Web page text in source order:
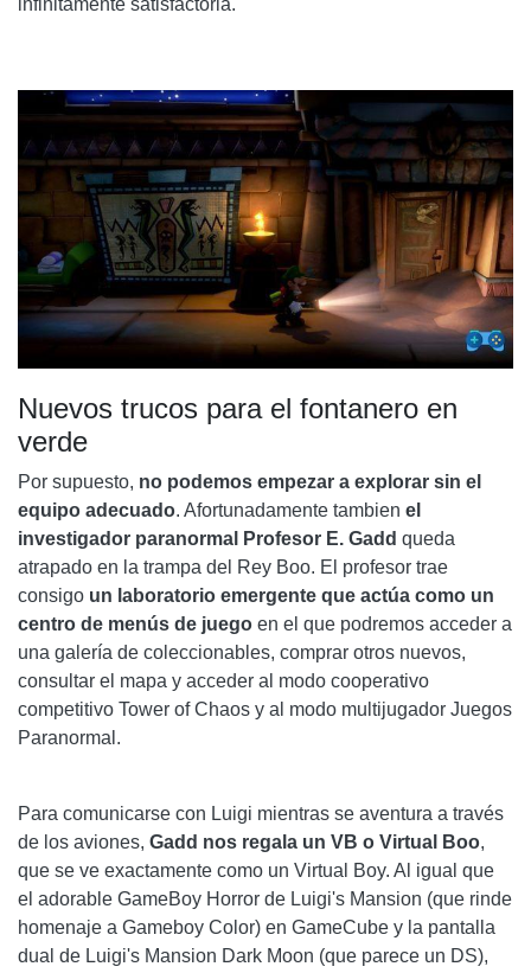
infinitamente satisfactoria.
Nuevos trucos para el fontanero en
verde
Por supuesto, no podemos empezar a explorar sin el
equipo adecuado. Afortunadamente tambien el
investigador paranormal Profesor E. Gadd queda
atrapado en la trampa del Rey Boo. El profesor trae
consigo un laboratorio emergente que actúa como un
centro de menús de juego en el que podremos acceder a
una galería de coleccionables, comprar otros nuevos,
consultar el mapa y acceder al modo cooperativo
competitivo Tower of Chaos y al modo multijugador Juegos
Paranormal.
Para comunicarse con Luigi mientras se aventura a través
de los aviones, Gadd nos regala un VB o Virtual Boo,
que se ve exactamente como un Virtual Boy. Al igual que
el adorable GameBoy Horror de Luigi's Mansion (que rinde
homenaje a Gameboy Color) en GameCube y la pantalla
dual de Luigi's Mansion Dark Moon (que parece un DS),